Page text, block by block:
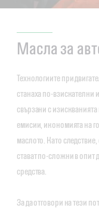
Масла за
Технологиите при
станаха по-взискателни
свързани с
емисии, икономията на
маслото. Като
стават по-сложни в опит
средства.
За да отговори на тези